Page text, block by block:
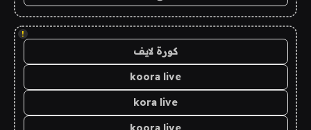
!
كورة لايف
koora live
kora live